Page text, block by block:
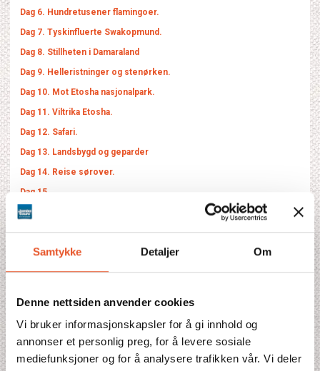
Samtykke Detaljer Om
Denne nettsiden anvender cookies
Vi bruker informasjonskapsler for å gi innhold og
annonser et personlig preg, for å levere sosiale
mediefunksjoner og for å analysere trafikken vår. Vi deler
Dag 6. Hundretusener flamingoer.
Dag 7. Tyskinfluerte Swakopmund.
Dag 8. Stillheten i Damaraland
Dag 9. Helleristninger og stenørken.
Dag 10. Mot Etosha nasjonalpark.
Dag 11. Viltrika Etosha.
Dag 12. Safari.
Dag 13. Landsbygd og geparder
Dag 14. Reise sørover.
Dag 15.
Dag 16
Med forbehold om endringer i programmet.
Fakta
Kombinationer